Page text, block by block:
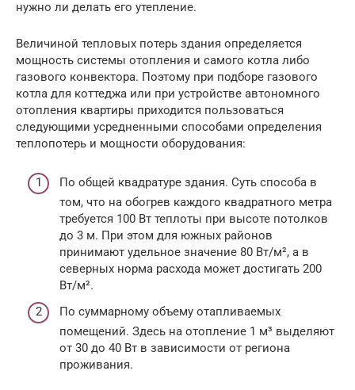
нужно ли делать его утепление.
Величиной тепловых потерь здания определяется
мощность системы отопления и самого котла либо
газового конвектора. Поэтому при подборе газового
котла для коттеджа или при устройстве автономного
отопления квартиры приходится пользоваться
следующими усредненными способами определения
теплопотерь и мощности оборудования:
По общей квадратуре здания. Суть способа в
том, что на обогрев каждого квадратного метра
требуется 100 Вт теплоты при высоте потолков
до 3 м. При этом для южных районов
принимают удельное значение 80 Вт/м², а в
северных норма расхода может достигать 200
Вт/м².
По суммарному объему отапливаемых
помещений. Здесь на отопление 1 м³ выделяют
от 30 до 40 Вт в зависимости от региона
проживания.